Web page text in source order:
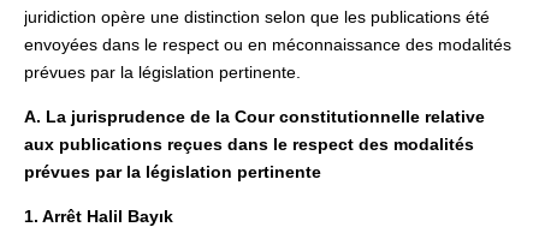
juridiction opère une distinction selon que les publications été
envoyées dans le respect ou en méconnaissance des modalités
prévues par la législation pertinente.
A. La jurisprudence de la Cour constitutionnelle relative
aux publications reçues dans le respect des modalités
prévues par la législation pertinente
1. Arrêt Halil Bayık